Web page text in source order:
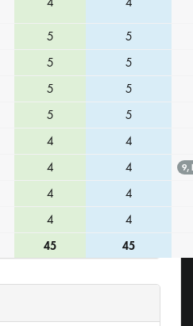
5
5
5
5
5
5
5
5
4
4
4 4 9,
4
4
4
4
45 45